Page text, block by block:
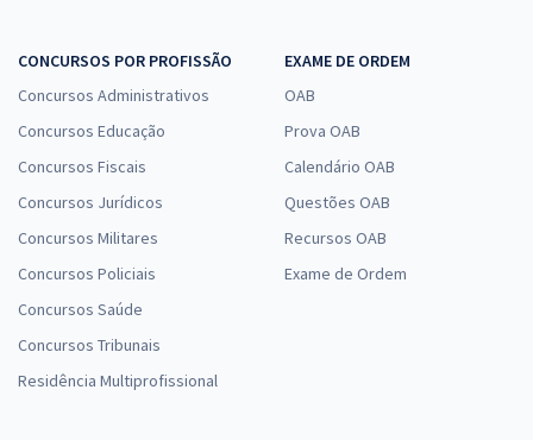
CONCURSOS POR PROFISSÃO
Concursos Administrativos
Concursos Educação
Concursos Fiscais
Concursos Jurídicos
Concursos Militares
Concursos Policiais
Concursos Saúde
Concursos Tribunais
Residência Multiprofissional
EXAME DE ORDEM
OAB
Prova OAB
Calendário OAB
Questões OAB
Recursos OAB
Exame de Ordem